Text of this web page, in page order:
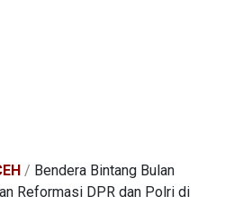
/ Bendera Bintang Bulan
Reformasi DPR dan Polri di